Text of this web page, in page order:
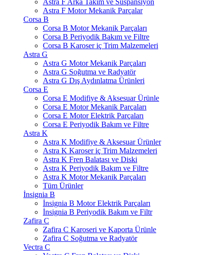
Astra F Arka Takım ve Süspansiyon
Astra F Motor Mekanik Parçalar
Corsa B
Corsa B Motor Mekanik Parçaları
Corsa B Periyodik Bakım ve Filtre
Corsa B Karoser iç Trim Malzemeleri
Astra G
Astra G Motor Mekanik Parçaları
Astra G Soğutma ve Radyatör
Astra G Dış Aydınlatma Ürünleri
Corsa E
Corsa E Modifiye & Aksesuar Ürünle
Corsa E Motor Mekanik Parçaları
Corsa E Motor Elektrik Parçaları
Corsa E Periyodik Bakım ve Filtre
Astra K
Astra K Modifiye & Aksesuar Ürünler
Astra K Karoser iç Trim Malzemeleri
Astra K Fren Balatası ve Diski
Astra K Periyodik Bakım ve Filtre
Astra K Motor Mekanik Parçaları
Tüm Ürünler
İnsignia B
İnsignia B Motor Elektrik Parçaları
İnsignia B Periyodik Bakım ve Filtr
Zafira C
Zafira C Karoseri ve Kaporta Ürünle
Zafira C Soğutma ve Radyatör
Vectra C